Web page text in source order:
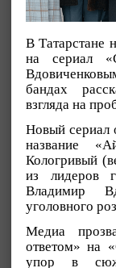
В Татарстане
на сериал
бандах
взгляда на
Новый сериал
название
Кологривый
из лидеров
Владимир
уголовного
Медиа
ответом» на
упор в